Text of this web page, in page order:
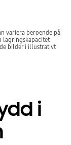
variera beroende på
lagringskapacitet
bilder i illustrativt
i